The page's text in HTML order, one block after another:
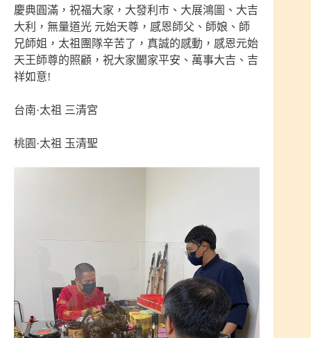
慶典圓滿，祝福大家，大發利市、大展鴻圖、大吉
大利，無量道光 元始天尊，感恩師父、師娘、師
兄師姐，太祖團隊辛苦了，真誠的感動，感恩元始
天王師尊的照顧，祝大家闔家平安、萬事大吉、吉
祥如意!
台南·太祖 三清宮
桃園·太祖 玉清聖